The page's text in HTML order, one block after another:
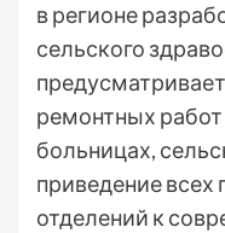
в регионе
сельского
ремонтных
больницах,
приведение всех
отделений к